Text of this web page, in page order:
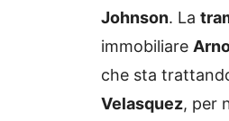
Johnson. La
immobiliare
che sta
Velasquez, per